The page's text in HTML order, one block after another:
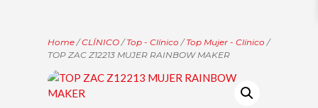
Home /CLÍNICO /Top - Clínico /Top Mujer - Clínico /
TOP ZAC Z12213 MUJER RAINBOW MAKER